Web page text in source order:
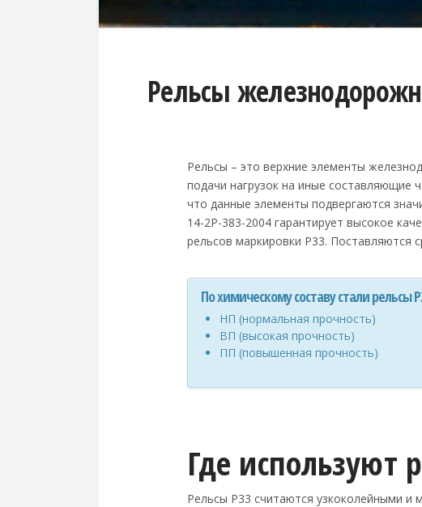
Рельсы
Рельсы – это верхние элементы
подачи нагрузок на иные составляющие
что данные элементы подвергаются
14-2P-383-2004 гарантирует высокое
рельсов маркировки Р33. Поставляются
По химическому составу стали рельсы
НП (нормальная прочность)
ВП (высокая прочность)
ПП (повышенная прочность)
Где используют
Рельсы Р33 считаются узкоколейными и